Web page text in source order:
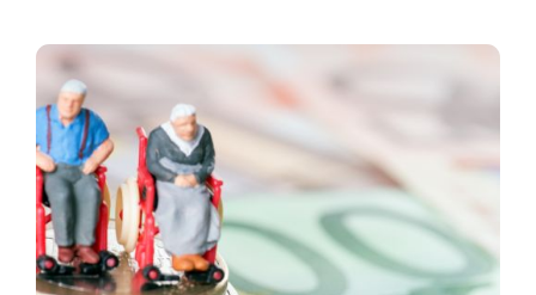
okrepiti financiranje pokojninskega sistema,
zagotoviti dodatna sredstva za dolgotrajno
oskrbo ter podpreti družinsko politiko in...